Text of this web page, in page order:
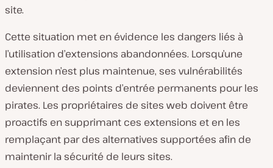
site.
Cette situation met en évidence les dangers liés à
l’utilisation d’extensions abandonnées. Lorsqu’une
extension n’est plus maintenue, ses vulnérabilités
deviennent des points d’entrée permanents pour les
pirates. Les propriétaires de sites web doivent être
proactifs en supprimant ces extensions et en les
remplaçant par des alternatives supportées afin de
maintenir la sécurité de leurs sites.